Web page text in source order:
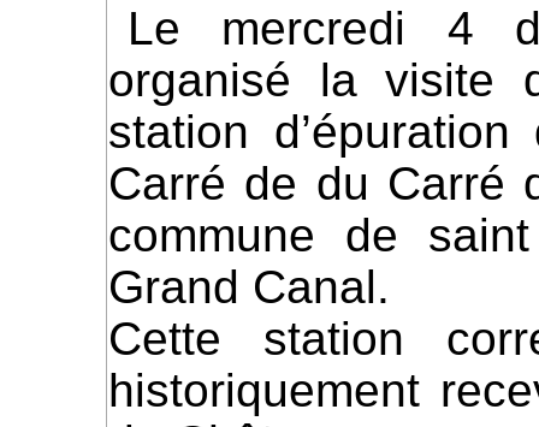
Le mercredi 4 décembre 2013, VEI a
organisé la visite
station
Carré de du Carré
commune de
Grand Canal.
Cette station
historiquement